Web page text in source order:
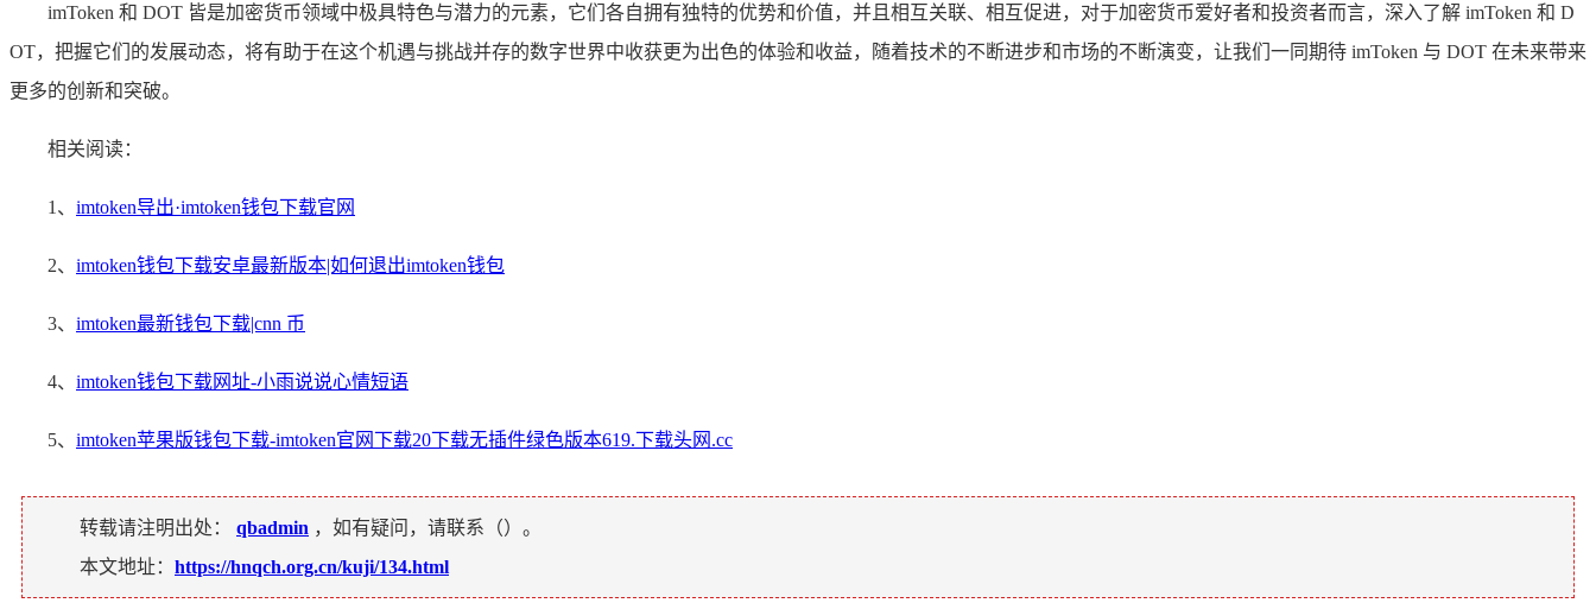
imToken 和 DOT 皆是加密货币领域中极具特色与潜力的元素，它们各自拥有独特的优势和价值，并且相互关联、相互促进，对于加密货币爱好者和投资者而言，深入了解 imToken 和 D
OT，把握它们的发展动态，将有助于在这个机遇与挑战并存的数字世界中收获更为出色的体验和收益，随着技术的不断进步和市场的不断演变，让我们一同期待 imToken 与 DOT 在未来带来
更多的创新和突破。
相关阅读：
1、 imtoken导出·imtoken钱包下载官网
2、 imtoken钱包下载安卓最新版本|如何退出imtoken钱包
3、 imtoken最新钱包下载|cnn 币
4、 imtoken钱包下载网址-小雨说说心情短语
5、 imtoken苹果版钱包下载-imtoken官网下载20下载无插件绿色版本619.下载头网.cc
转载请注明出处： qbadmin ，如有疑问，请联系（）。
本文地址： https://hnqch.org.cn/kuji/134.html